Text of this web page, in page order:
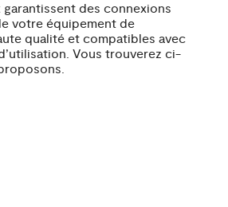
garantissent des connexions
votre équipement de
qualité et compatibles avec
Vous trouverez ci-